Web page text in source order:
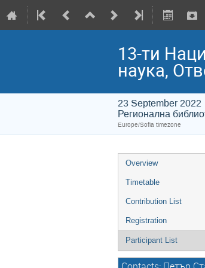
13-ти
наука,
23 September 2022
Регионална
Europe/Sofia timezone
Overview
Timetable
Contribution List
Registration
Participant List